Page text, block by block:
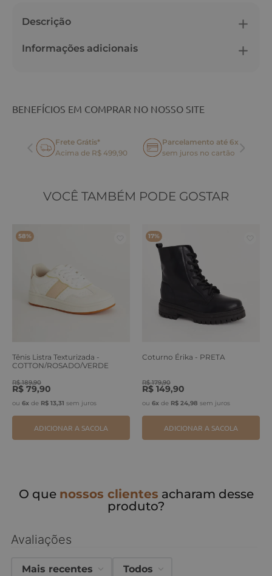
Descrição
Informações adicionais
BENEFÍCIOS EM COMPRAR NO NOSSO SITE
Frete Grátis*
Acima de R$ 499,90
Parcelamento até 6x
sem juros no cartão
VOCÊ TAMBÉM PODE GOSTAR
58%
Tênis Listra Texturizada -
COTTON/ROSADO/VERDE
R$ 189,90
R$ 79,90
ou 6x de R$ 13,31 sem juros
ADICIONAR A SACOLA
17%
Coturno Érika - PRETA
R$ 179,90
R$ 149,90
ou 6x de R$ 24,98 sem juros
ADICIONAR A SACOLA
O que nossos clientes acharam desse
produto?
Avaliações
Mais recentes Todos